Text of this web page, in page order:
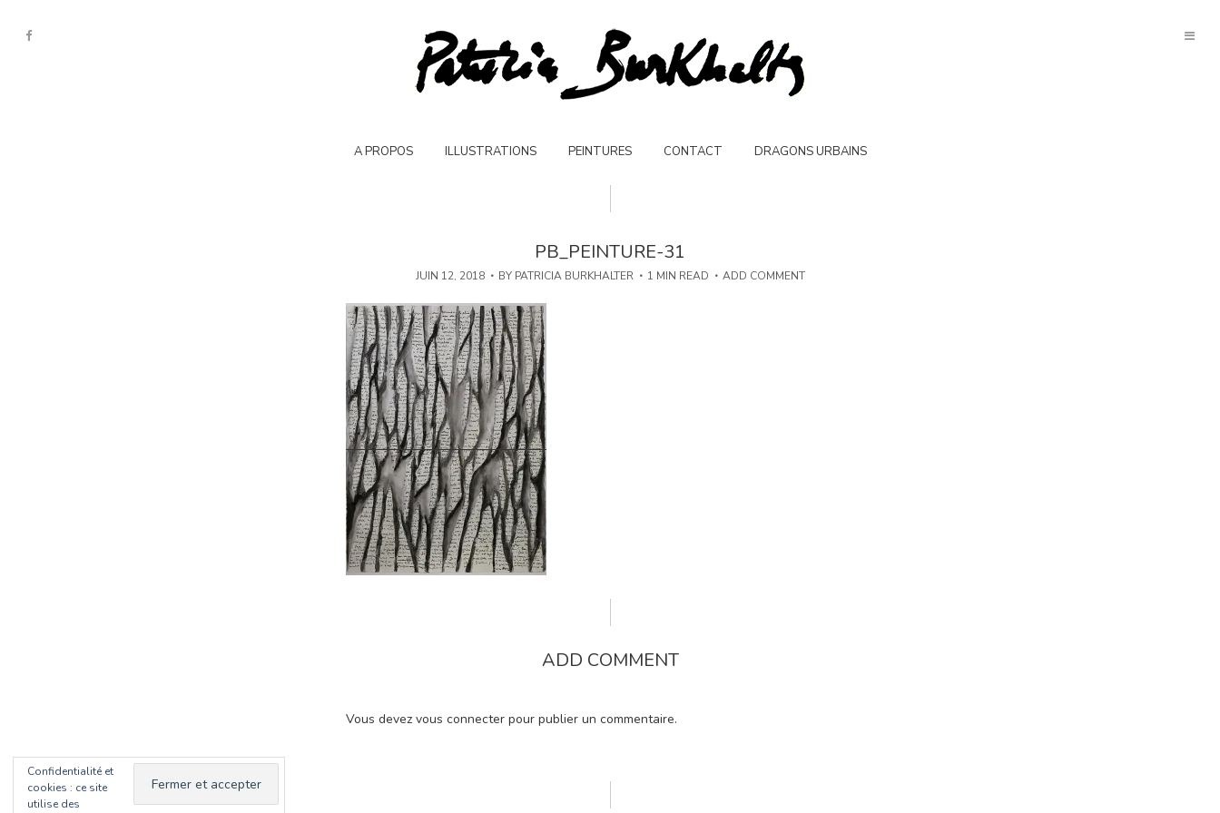
A PROPOS ILLUSTRATIONS PEINTURES CONTACT DRAGONS URBAINS
PB_PEINTURE-31
JUIN 12, 2018 BY PATRICIA BURKHALTER 1 MIN READ ADD COMMENT
ADD COMMENT
Vous devez vous connecter pour publier un commentaire.
Confidentialité et
cookies : ce site
utilise des